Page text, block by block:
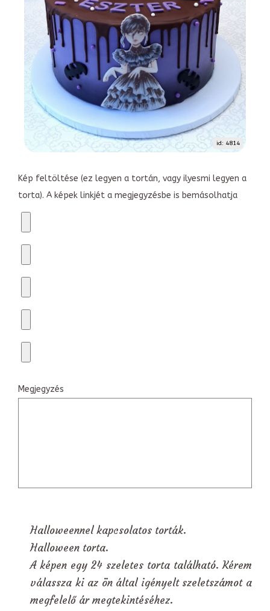
id: 4814
Kép feltöltése (ez legyen a tortán, vagy ilyesmi legyen a
torta). A képek linkjét a megjegyzésbe is bemásolhatja
Megjegyzés
Halloweennel kapcsolatos torták.
Halloween torta.
A képen egy 24 szeletes torta található. Kérem
válassza ki az ön által igényelt szeletszámot a
megfelelő ár megtekintéséhez.